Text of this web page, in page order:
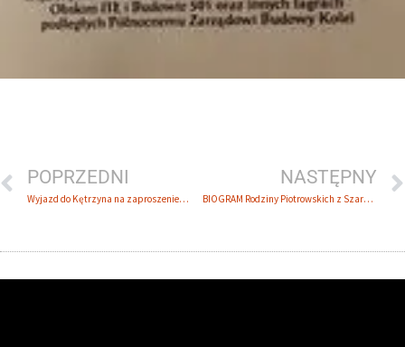
POPRZEDNI
Wyjazd do Kętrzyna na zaproszenie…
NASTĘPNY
BIOGRAM Rodziny Piotrowskich z Szarn, rodzina zesłańców